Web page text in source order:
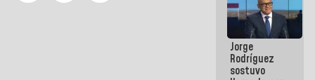
"Héroe de
Venezuela"
a servidores
públicos
Jorge
Rodríguez
sostuvo